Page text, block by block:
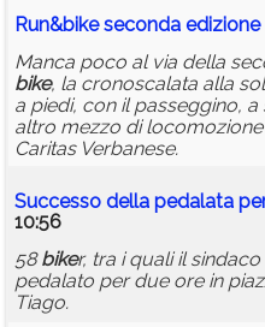
Run&bikeseconda edizione
Manca poco al via della
bike, la cronoscalata alla
a piedi, con il passeggino,
altro mezzo di
Caritas Verbanese.
Successo della pedalata
10:56
58biker, tra i quali il
pedalato per due ore in
Tiago.